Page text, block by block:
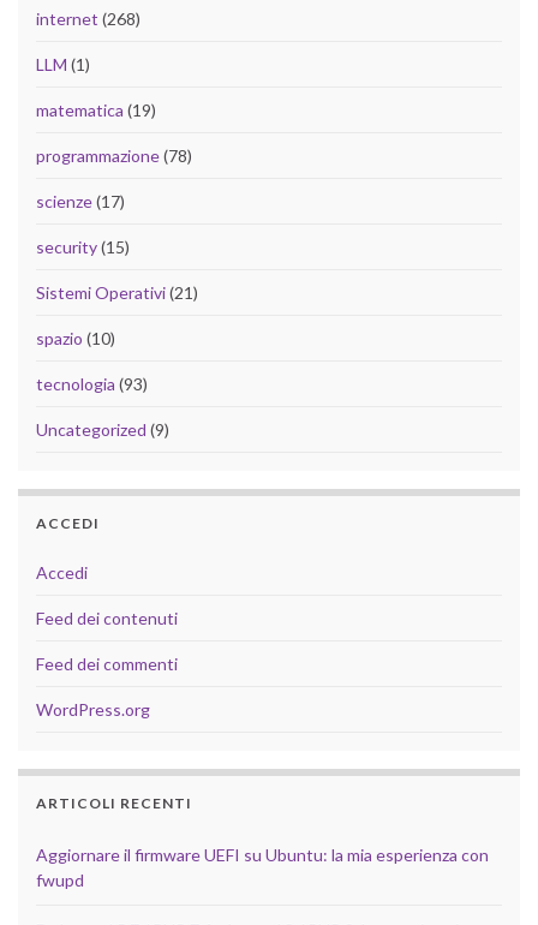
internet (268)
LLM (1)
matematica (19)
programmazione(78)
scienze(17)
security(15)
Sistemi Operativi(21)
spazio (10)
tecnologia (93)
Uncategorized (9)
ACCEDI
Accedi
Feed dei contenuti
Feed dei commenti
WordPress.org
ARTICOLI RECENTI
Aggiornare il firmware UEFI su Ubuntu: la mia esperienza con
fwupd